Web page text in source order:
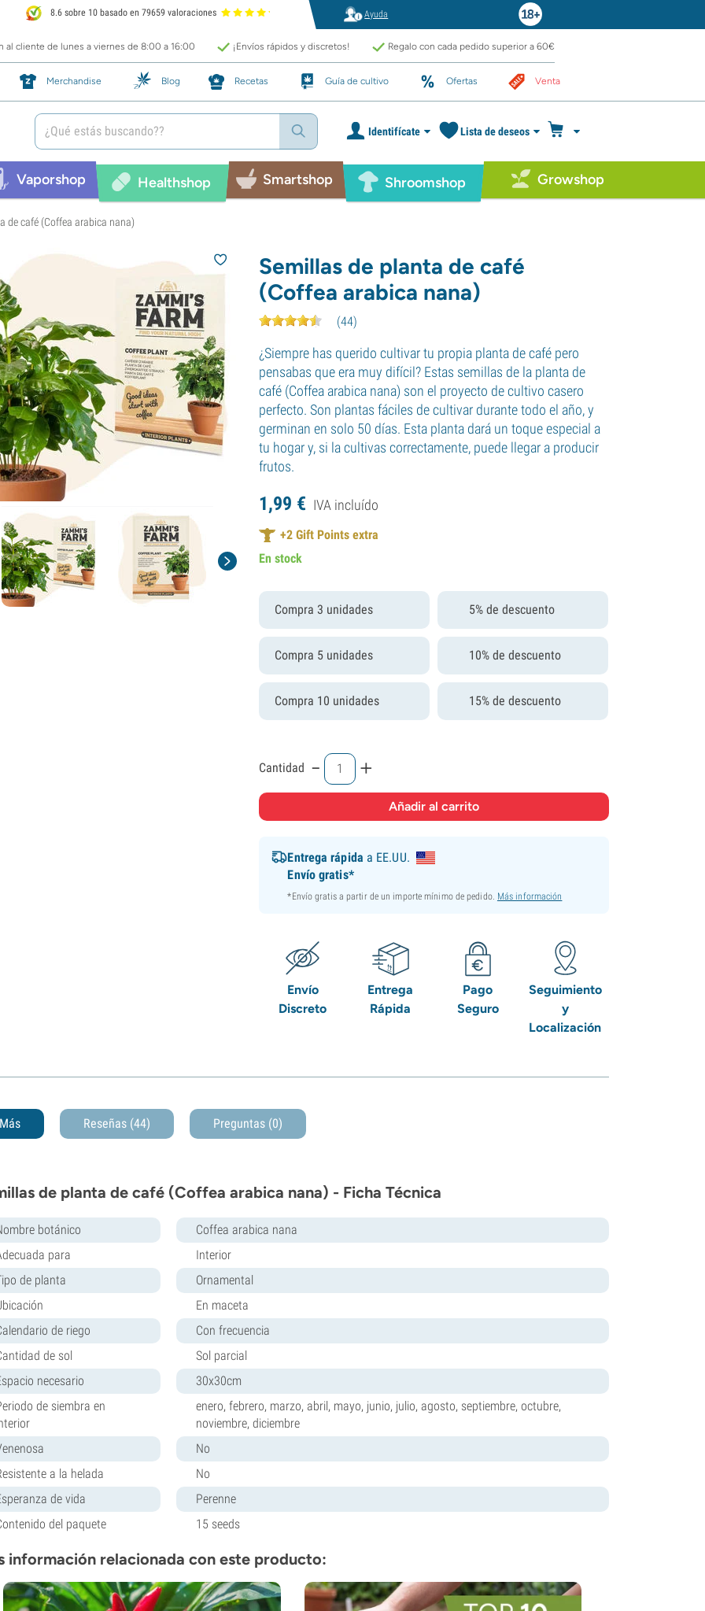
8.6 sobre 10 basado en 79659 valoraciones Ayuda
al cliente de lunes a viernes de 8:00 a 16:00 ¡Envíos rápidos y discretos! Regalo con cada pedido superior a 60€
Merchandise Blog Recetas Guía de cultivo Ofertas Venta
Identifícate Lista de deseos
Vaporshop Healthshop Smartshop Shroomshop Growshop
de café (Coffea arabica nana)
Semillas de planta de café
(Coffea arabica nana)
(44)
¿Siempre has querido cultivar tu propia planta de café pero
pensabas que era muy difícil? Estas semillas de la planta de
café (Coffea arabica nana) son el proyecto de cultivo casero
perfecto. Son plantas fáciles de cultivar durante todo el año, y
germinan en solo 50 días. Esta planta dará un toque especial a
tu hogar y, si la cultivas correctamente, puede llegar a producir
frutos.
1,99 € IVA incluído
+2 Gift Points extra
En stock
Compra 3 unidades 5% de descuento
Compra 5 unidades 10% de descuento
Compra 10 unidades 15% de descuento
Cantidad - +
Entrega rápida a EE.UU.
Envío gratis*
*Envío gratis a partir de un importe mínimo de pedido. Más información
Envío
Discreto
Entrega
Rápida
Pago
Seguro
Seguimiento
y
Localización
Más Reseñas (44) Preguntas (0)
de planta de café (Coffea arabica nana) - Ficha Técnica
botánico
Coffea arabica nana
para
Interior
de planta
Ornamental
En maceta
de riego
Con frecuencia
de sol
Sol parcial
necesario
30x30cm
de siembra en
enero, febrero, marzo, abril, mayo, junio, julio, agosto, septiembre, octubre,
noviembre, diciembre
No
a la helada
No
de vida
Perenne
del paquete
15 seeds
información relacionada con este producto: